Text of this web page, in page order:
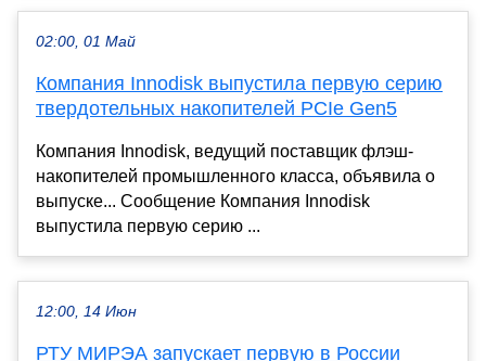
02:00, 01 Май
Компания Innodisk выпустила первую серию
твердотельных накопителей PCIe Gen5
Компания Innodisk, ведущий поставщик флэш-
накопителей промышленного класса, объявила о
выпуске... Сообщение Компания Innodisk
выпустила первую серию ...
12:00, 14 Июн
РТУ МИРЭА запускает первую в России